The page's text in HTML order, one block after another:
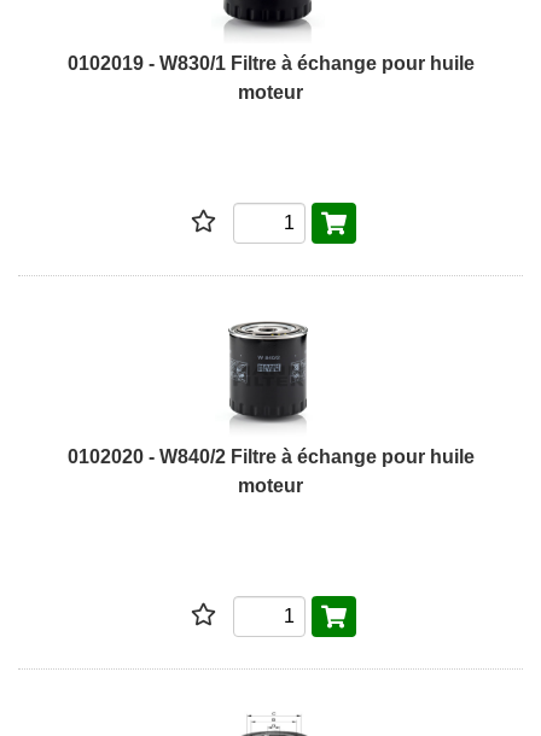
0102019 - W830/1 Filtre à échange pour huile
moteur
0102020 - W840/2 Filtre à échange pour huile
moteur